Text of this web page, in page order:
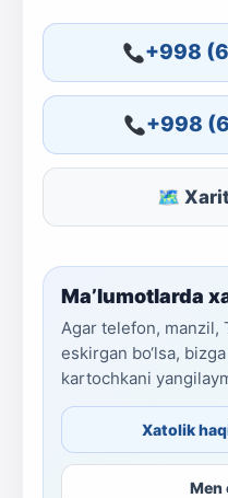
+998
+998
🗺
Ma’lumotlarda
Agar telefon, manzil,
eskirgan bo‘lsa,
kartochkani
Xatolik
Men